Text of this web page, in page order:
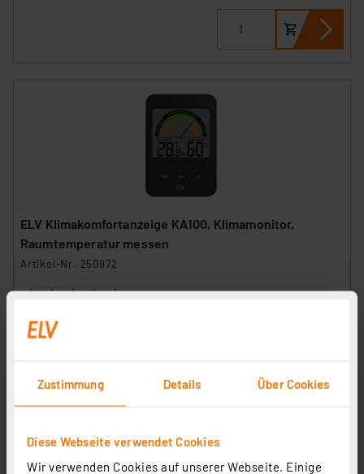
Zustimmung Details Über Cookies
Diese Webseite verwendet Cookies
Wir verwenden Cookies auf unserer Webseite. Einige
ELV Klimakomfortanzeige KA100, Klimamonitor,
Raumtemperatur messen
Artikel-Nr. 250972
1 2 3 4 5 (12)
Informationen zu Versandkosten